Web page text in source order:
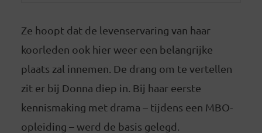
Ze hoopt dat de levenservaring van haar
koorleden ook hier weer een belangrijke
plaats zal innemen. De drang om te vertellen
zit er bij Donna diep in. Bij haar eerste
kennismaking met drama – tijdens een MBO-
opleiding – werd de basis gelegd.